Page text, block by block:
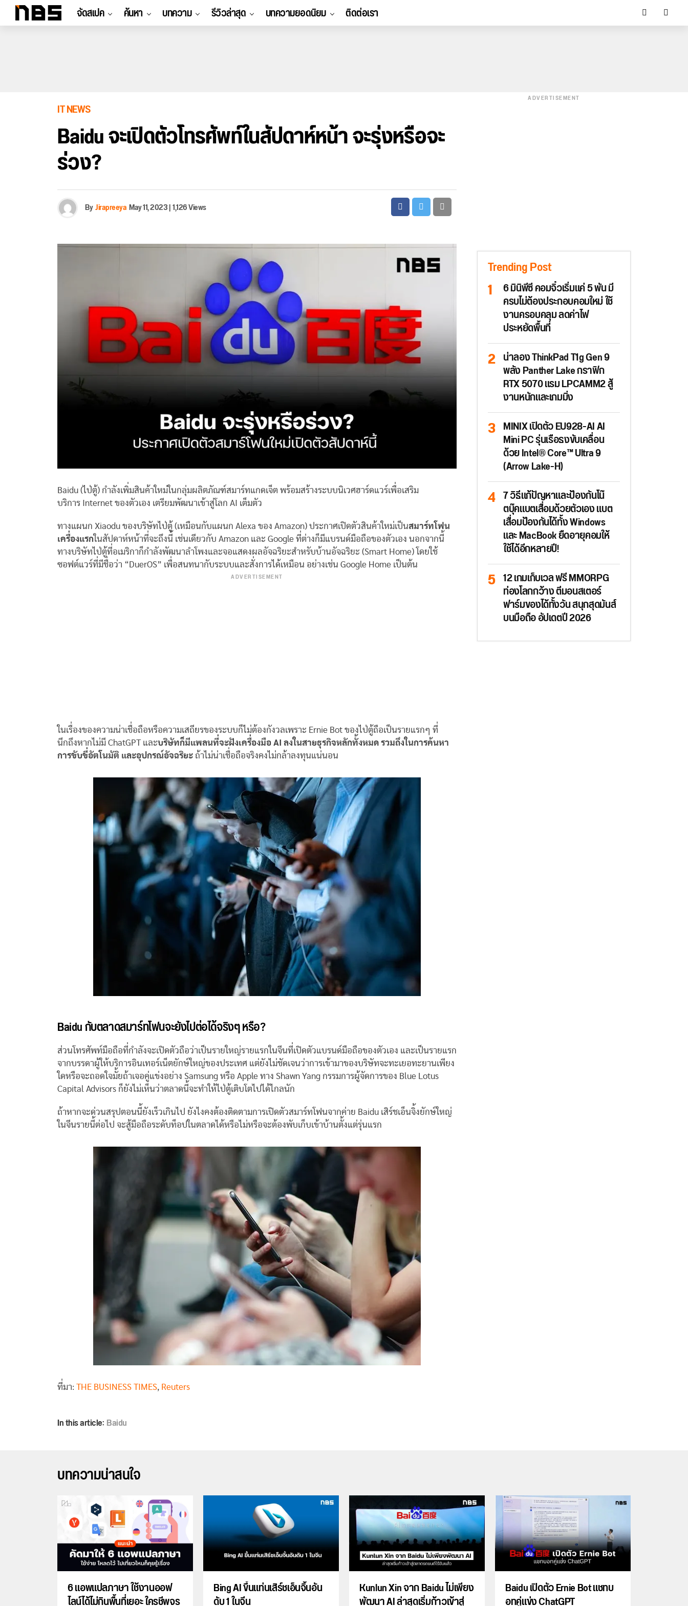
จัดสเปค ค้นหา บทความ รีวิวล่าสุด บทความยอดนิยม ติดต่อเรา
IT NEWS
Baidu จะเปิดตัวโทรศัพท์ในสัปดาห์หน้า จะรุ่งหรือจะ
ร่วง?
ByJirapreeyaMay 11, 2023|1,126 Views
Baidu (ไป่ตู้) กำลังเพิ่มสินค้าใหม่ในกลุ่มผลิตภัณฑ์สมาร์ทแกดเจ็ต พร้อมสร้างระบบนิเวศฮาร์ดแวร์เพื่อเสริม
บริการ Internet ของตัวเอง เตรียมพัฒนาเข้าสู่โลก AI เต็มตัว
ทางแผนก Xiaodu ของบริษัทไป่ตู้ (เหมือนกับแผนก Alexa ของ Amazon) ประกาศเปิดตัวสินค้าใหม่เป็นสมาร์ทโฟน
เครื่องแรก ในสัปดาห์หน้าที่จะถึงนี้ เช่นเดียวกับ Amazon และ Google ที่ต่างก็มีแบรนด์มือถือของตัวเอง นอกจากนี้
ทางบริษัทไป่ตู้ที่อเมริกาก็กำลังพัฒนาลำโพงและจอแสดงผลอัจฉริยะสำหรับบ้านอัจฉริยะ (Smart Home) โดยใช้
ซอฟต์แวร์ที่มีชื่อว่า “DuerOS” เพื่อสนทนากับระบบและสั่งการได้เหมือน อย่างเช่น Google Home เป็นต้น
ADVERTISEMENT
ในเรื่องของความน่าเชื่อถือหรือความเสถียรของระบบก็ไม่ต้องกังวลเพราะ Ernie Bot ของไป่ตู้ถือเป็นรายแรกๆ ที่
นึกถึงหากไม่มี ChatGPT และบริษัทก็มีแพลนที่จะฝังเครื่องมือ AI ลงในสายธุรกิจหลักทั้งหมด รวมถึงในการค้นหา
การขับขี่อัตโนมัติ และอุปกรณ์อัจฉริยะ ถ้าไม่น่าเชื่อถือจริงคงไม่กล้าลงทุนแน่นอน
Baidu กับตลาดสมาร์ทโฟนจะยังไปต่อได้จริงๆ หรือ?
ส่วนโทรศัพท์มือถือที่กำลังจะเปิดตัวถือว่าเป็นรายใหญ่รายแรกในจีนที่เปิดตัวแบรนด์มือถือของตัวเอง และเป็นรายแรก
จากบรรดาผู้ให้บริการอินเทอร์เน็ตยักษ์ใหญ่ของประเทศ แต่ยังไม่ชัดเจนว่าการเข้ามาของบริษัทจะทะเยอทะยานเพียง
ใดหรือจะถอดใจมั้ยถ้าเจอคู่แข่งอย่าง Samsung หรือ Apple ทาง Shawn Yang กรรมการผู้จัดการของ Blue Lotus
Capital Advisors ก็ยังไม่เห็นว่าตลาดนี้จะทำให้ไป่ตู้เติบโตไปได้ไกลนัก
ถ้าหากจะด่วนสรุปตอนนี้ยังเร็วเกินไป ยังไงคงต้องติดตามการเปิดตัวสมาร์ทโฟนจากค่าย Baidu เสิร์ชเอ็นจิ้งยักษ์ใหญ่
ในจีนรายนี้ต่อไป จะสู้มือถือระดับท็อปในตลาดได้หรือไม่หรือจะต้องพับเก็บเข้าบ้านตั้งแต่รุ่นแรก
ที่มา: THE BUSINESS TIMES, Reuters
In this article:Baidu
ADVERTISEMENT
Trending Post
6 มินิพีซี คอมจิ๋วเริ่มแค่ 5 พัน มี
ครบไม่ต้องประกอบคอมใหม่ ใช้
งานครอบคลุม ลดค่าไฟ
ประหยัดพื้นที่
น่าลอง ThinkPad T1g Gen 9
พลัง Panther Lake กราฟิก
RTX 5070 แรม LPCAMM2 สู้
งานหนักและเกมมิ่ง
MINIX เปิดตัว EU928-AI AI
Mini PC รุ่นเรือธงขับเคลื่อน
ด้วย Intel® Core™ Ultra 9
(Arrow Lake-H)
7 วิธีแก้ปัญหาและป้องกันโน๊
ตบุ๊คแบตเสื่อมด้วยตัวเอง แบต
เสื่อมป้องกันได้ทั้ง Windows
และ MacBook ยืดอายุคอมให้
ใช้ได้อีกหลายปี!
12 เกมเก็บเวล ฟรี MMORPG
ท่องโลกกว้าง ตีมอนสเตอร์
ฟาร์มของได้ทั้งวัน สนุกสุดมันส์
บนมือถือ อัปเดตปี 2026
บทความน่าสนใจ
6 แอพแปลภาษา ใช้งานออฟ Bing AI ขึ้นแท่นเสิร์ชเอ็นจิ้นอัน Kunlun Xin จาก Baidu ไม่เพียง Baidu เปิดตัว Ernie Bot แชทบ